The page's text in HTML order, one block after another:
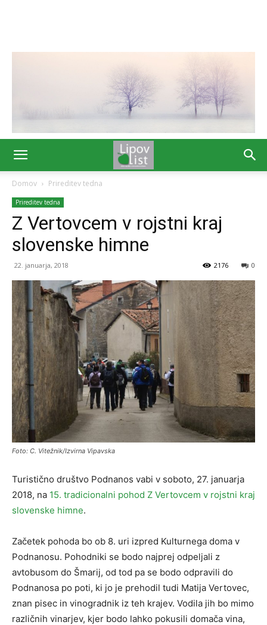
Domov Prireditev tedna
Prireditev tedna
Z Vertovcem v rojstni kraj
slovenske himne
22. januarja, 2018 0
2176
Foto: C. Vitežnik/Izvirna Vipavska
Turistično društvo Podnanos vabi v soboto, 27. januarja
2018, na 15. tradicionalni pohod Z Vertovcem v rojstni kraj
slovenske himne.
Začetek pohoda bo ob 8. uri izpred Kulturnega doma v
Podnanosu. Pohodniki se bodo najprej odpeljali z
avtobusom do Šmarij, od tod pa se bodo odpravili do
Podnanosa po poti, ki jo je prehodil tudi Matija Vertovec,
znan pisec in vinogradnik iz teh krajev. Vodila jih bo mimo
različnih vinarjev, kjer bodo lahko pokusili domača vina,